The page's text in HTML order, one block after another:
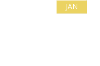
JAN